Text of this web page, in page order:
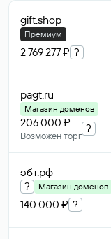
gift.shop
Премиум
2 769 277 ₽ ?
pagt.ru
Магазин доменов
206 000 ₽
Возможен торг
?
эбт.рф
? Магазин доменов
140 000 ₽ ?